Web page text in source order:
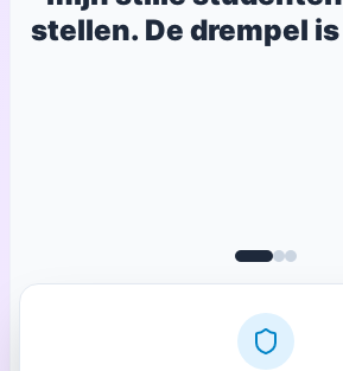
stellen. De drempel